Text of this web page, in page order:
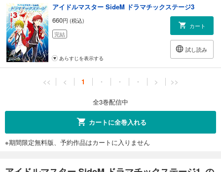
アイドルマスター SideM ドラマチックステージ3
660円 (税込)
完結
カート
試し読み
あらすじを表示する
<< < 1 ・ ・ ・ > >>
全3巻配信中
カートに全巻入れる
※期間限定無料版、予約作品はカートに入りません